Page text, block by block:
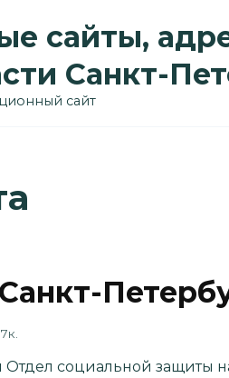
сайты,
Санкт-
сайт
социальной защиты